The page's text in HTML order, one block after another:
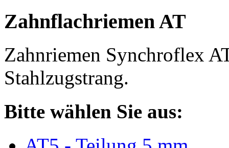
Zahnflachriemen AT
Zahnriemen Synchroflex
Stahlzugstrang.
Bitte wählen Sie aus: